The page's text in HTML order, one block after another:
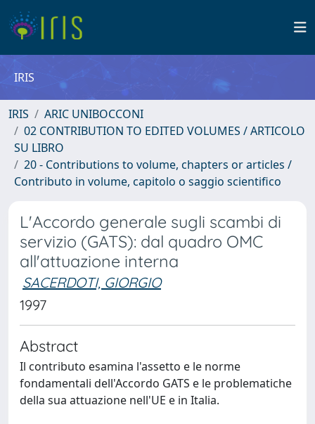
IRIS
IRIS
ARIC UNIBOCCONI
02 CONTRIBUTION TO EDITED VOLUMES / ARTICOLO
SU LIBRO
20 - Contributions to volume, chapters or articles /
Contributo in volume, capitolo o saggio scientifico
L'Accordo generale sugli scambi di
servizio (GATS): dal quadro OMC
all'attuazione interna
SACERDOTI, GIORGIO
1997
Abstract
Il contributo esamina l'assetto e le norme
fondamentali dell'Accordo GATS e le problematiche
della sua attuazione nell'UE e in Italia.